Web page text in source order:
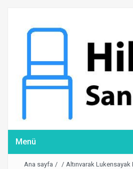
Menü
Ana sayfa / / Altınvarak Lukensayak